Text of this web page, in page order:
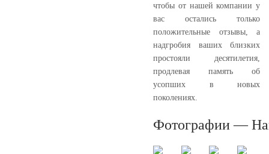
чтобы от нашей компании у
вас остались только
положительные отзывы, а
надгробия ваших близких
простояли десятилетия,
продлевая память об
усопших в новых
поколениях.
Фотографии —